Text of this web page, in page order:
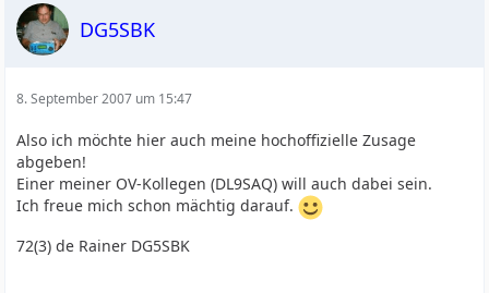
DG5SBK
8. September 2007 um 15:47
Also ich möchte hier auch meine hochoffizielle Zusage
abgeben!
Einer meiner OV-Kollegen (DL9SAQ) will auch dabei sein.
Ich freue mich schon mächtig darauf.
72(3) de Rainer DG5SBK